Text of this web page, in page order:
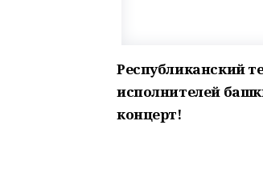
Республиканский
исполнителей
концерт!